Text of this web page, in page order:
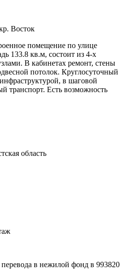
Восток
помещение по улице
133.8 кв.м, состоит из 4-х
В кабинетах ремонт, стены
потолок. Круглосуточный
в шаговой
транспорт. Есть возможность
область
перевода в нежилой фонд в 993820